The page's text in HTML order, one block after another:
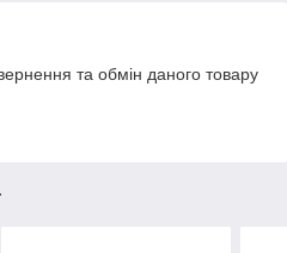
та обмін даного товару